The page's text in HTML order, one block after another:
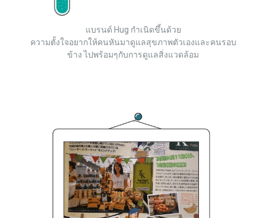
แบรนด์ Hug กำเนิดขึ้นด้วย
ความตั้งใจอยากให้คนหันมาดูแลสุขภาพตัวเองและคนรอบ
ข้าง ไปพร้อมๆกับการดูแลสิ่งแวดล้อม